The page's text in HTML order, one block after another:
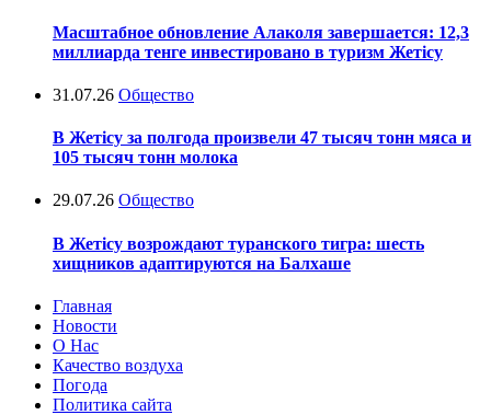
Масштабное обновление Алаколя завершается: 12,3
миллиарда тенге инвестировано в туризм Жетісу
31.07.26 Общество
В Жетісу за полгода произвели 47 тысяч тонн мяса и
105 тысяч тонн молока
29.07.26 Общество
В Жетісу возрождают туранского тигра: шесть
хищников адаптируются на Балхаше
Главная
Новости
О Нас
Качество воздуха
Погода
Политика сайта